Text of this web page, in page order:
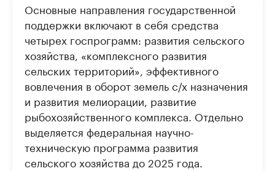
Основные направления государственной
поддержки включают в себя средства
четырех госпрограмм: развития сельского
хозяйства, «комплексного развития
сельских территорий», эффективного
вовлечения в оборот земель с/х назначения
и развития мелиорации, развитие
рыбохозяйственного комплекса. Отдельно
выделяется федеральная научно-
техническую программа развития
сельского хозяйства до 2025 года.